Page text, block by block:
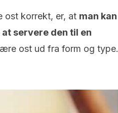
ost korrekt, er, at man kan
servere den til en
ost ud fra form og type.